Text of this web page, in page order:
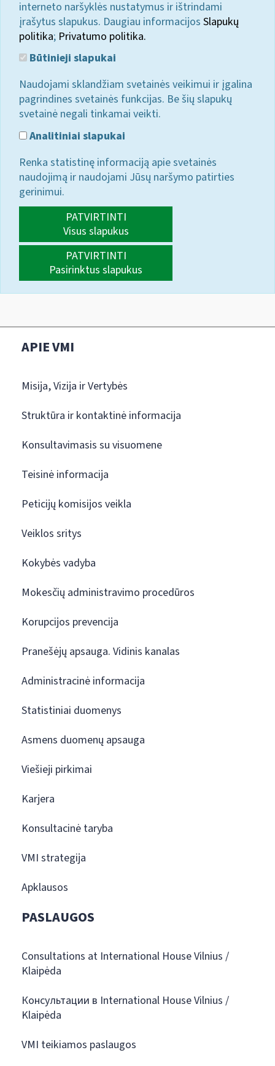
interneto naršyklės nustatymus ir ištrindami
įrašytus slapukus. Daugiau informacijos Slapukų
politika; Privatumo politika.
Būtinieji slapukai
Naudojami sklandžiam svetainės veikimui ir įgalina
pagrindines svetainės funkcijas. Be šių slapukų
svetainė negali tinkamai veikti.
Analitiniai slapukai
Renka statistinę informaciją apie svetainės
naudojimą ir naudojami Jūsų naršymo patirties
gerinimui.
PATVIRTINTI
Visus slapukus
PATVIRTINTI
Pasirinktus slapukus
APIE VMI
Misija, Vizija ir Vertybės
Struktūra ir kontaktinė informacija
Konsultavimasis su visuomene
Teisinė informacija
Peticijų komisijos veikla
Veiklos sritys
Kokybės vadyba
Mokesčių administravimo procedūros
Korupcijos prevencija
Pranešėjų apsauga. Vidinis kanalas
Administracinė informacija
Statistiniai duomenys
Asmens duomenų apsauga
Viešieji pirkimai
Karjera
Konsultacinė taryba
VMI strategija
Apklausos
PASLAUGOS
Consultations at International House Vilnius /
Klaipėda
Консультации в International House Vilnius /
Klaipėda
VMI teikiamos paslaugos